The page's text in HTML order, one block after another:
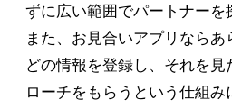
ずに広い範囲でパートナーを
また、お見合いアプリなら
どの情報を登録し、それを
ローチをもらうという仕組